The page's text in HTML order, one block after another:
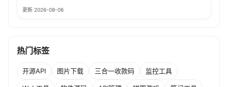
更新 2026-08-06
热门标签
开源API 图片下载 三合一收款码 监控工具